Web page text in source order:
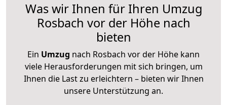
Was wir Ihnen für Ihren Umzug
Rosbach vor der Höhe nach
bieten
Ein Umzug nach Rosbach vor der Höhe kann
viele Herausforderungen mit sich bringen, um
Ihnen die Last zu erleichtern – bieten wir Ihnen
unsere Unterstützung an.